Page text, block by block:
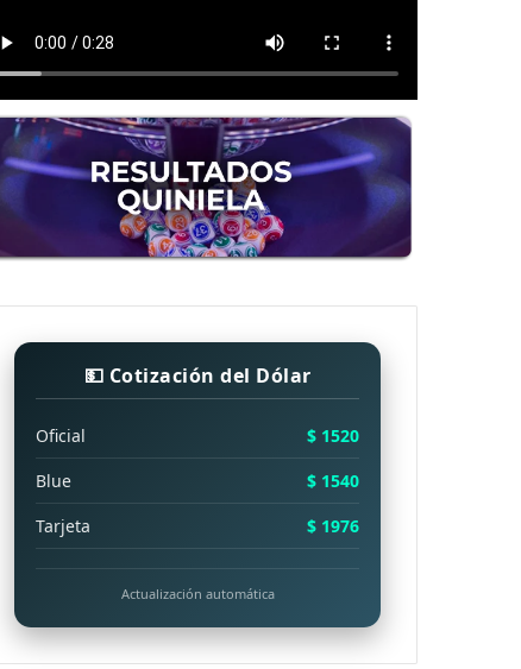
💵 Cotización del Dólar
Oficial
$ 1520
Blue
$ 1540
Tarjeta
$ 1976
Actualización automática